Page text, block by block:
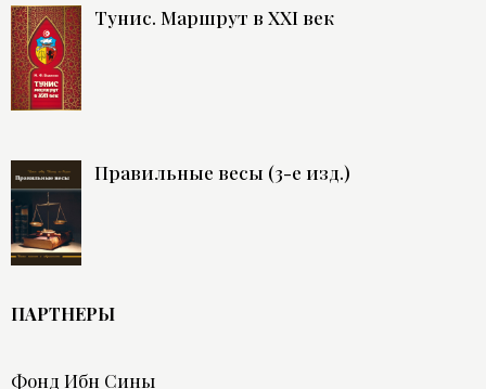
Тунис. Маршрут в XXI век
Правильные весы (3-е изд.)
ПАРТНЕРЫ
Фонд Ибн Сины